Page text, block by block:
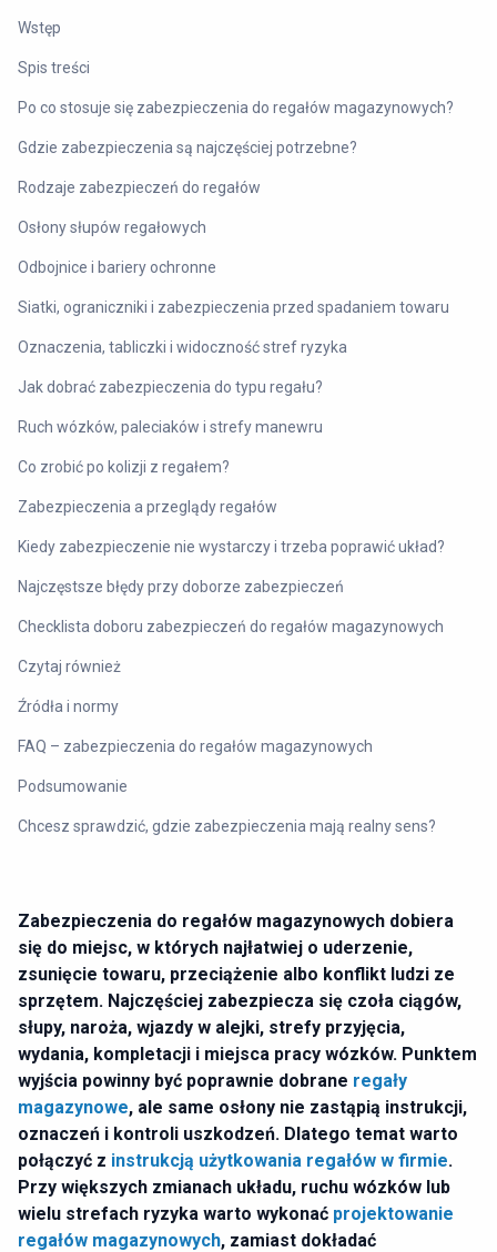
Wstęp
Spis treści
Po co stosuje się zabezpieczenia do regałów magazynowych?
Gdzie zabezpieczenia są najczęściej potrzebne?
Rodzaje zabezpieczeń do regałów
Osłony słupów regałowych
Odbojnice i bariery ochronne
Siatki, ograniczniki i zabezpieczenia przed spadaniem towaru
Oznaczenia, tabliczki i widoczność stref ryzyka
Jak dobrać zabezpieczenia do typu regału?
Ruch wózków, paleciaków i strefy manewru
Co zrobić po kolizji z regałem?
Zabezpieczenia a przeglądy regałów
Kiedy zabezpieczenie nie wystarczy i trzeba poprawić układ?
Najczęstsze błędy przy doborze zabezpieczeń
Checklista doboru zabezpieczeń do regałów magazynowych
Czytaj również
Źródła i normy
FAQ – zabezpieczenia do regałów magazynowych
Podsumowanie
Chcesz sprawdzić, gdzie zabezpieczenia mają realny sens?
Zabezpieczenia do regałów magazynowych dobiera
się do miejsc, w których najłatwiej o uderzenie,
zsunięcie towaru, przeciążenie albo konflikt ludzi ze
sprzętem. Najczęściej zabezpiecza się czoła ciągów,
słupy, naroża, wjazdy w alejki, strefy przyjęcia,
wydania, kompletacji i miejsca pracy wózków. Punktem
wyjścia powinny być poprawnie dobrane regały
magazynowe, ale same osłony nie zastąpią instrukcji,
oznaczeń i kontroli uszkodzeń. Dlatego temat warto
połączyć z instrukcją użytkowania regałów w firmie.
Przy większych zmianach układu, ruchu wózków lub
wielu strefach ryzyka warto wykonać projektowanie
regałów magazynowych, zamiast dokładać